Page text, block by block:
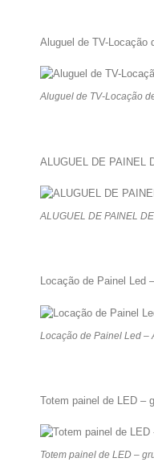
Aluguel de TV-Locação
Aluguel de TV-Locação
ALUGUEL DE PAINEL
ALUGUEL DE PAINEL
Locação de Painel Led
Locação de Painel Led –
Totem painel de LED –
Totem painel de LED –